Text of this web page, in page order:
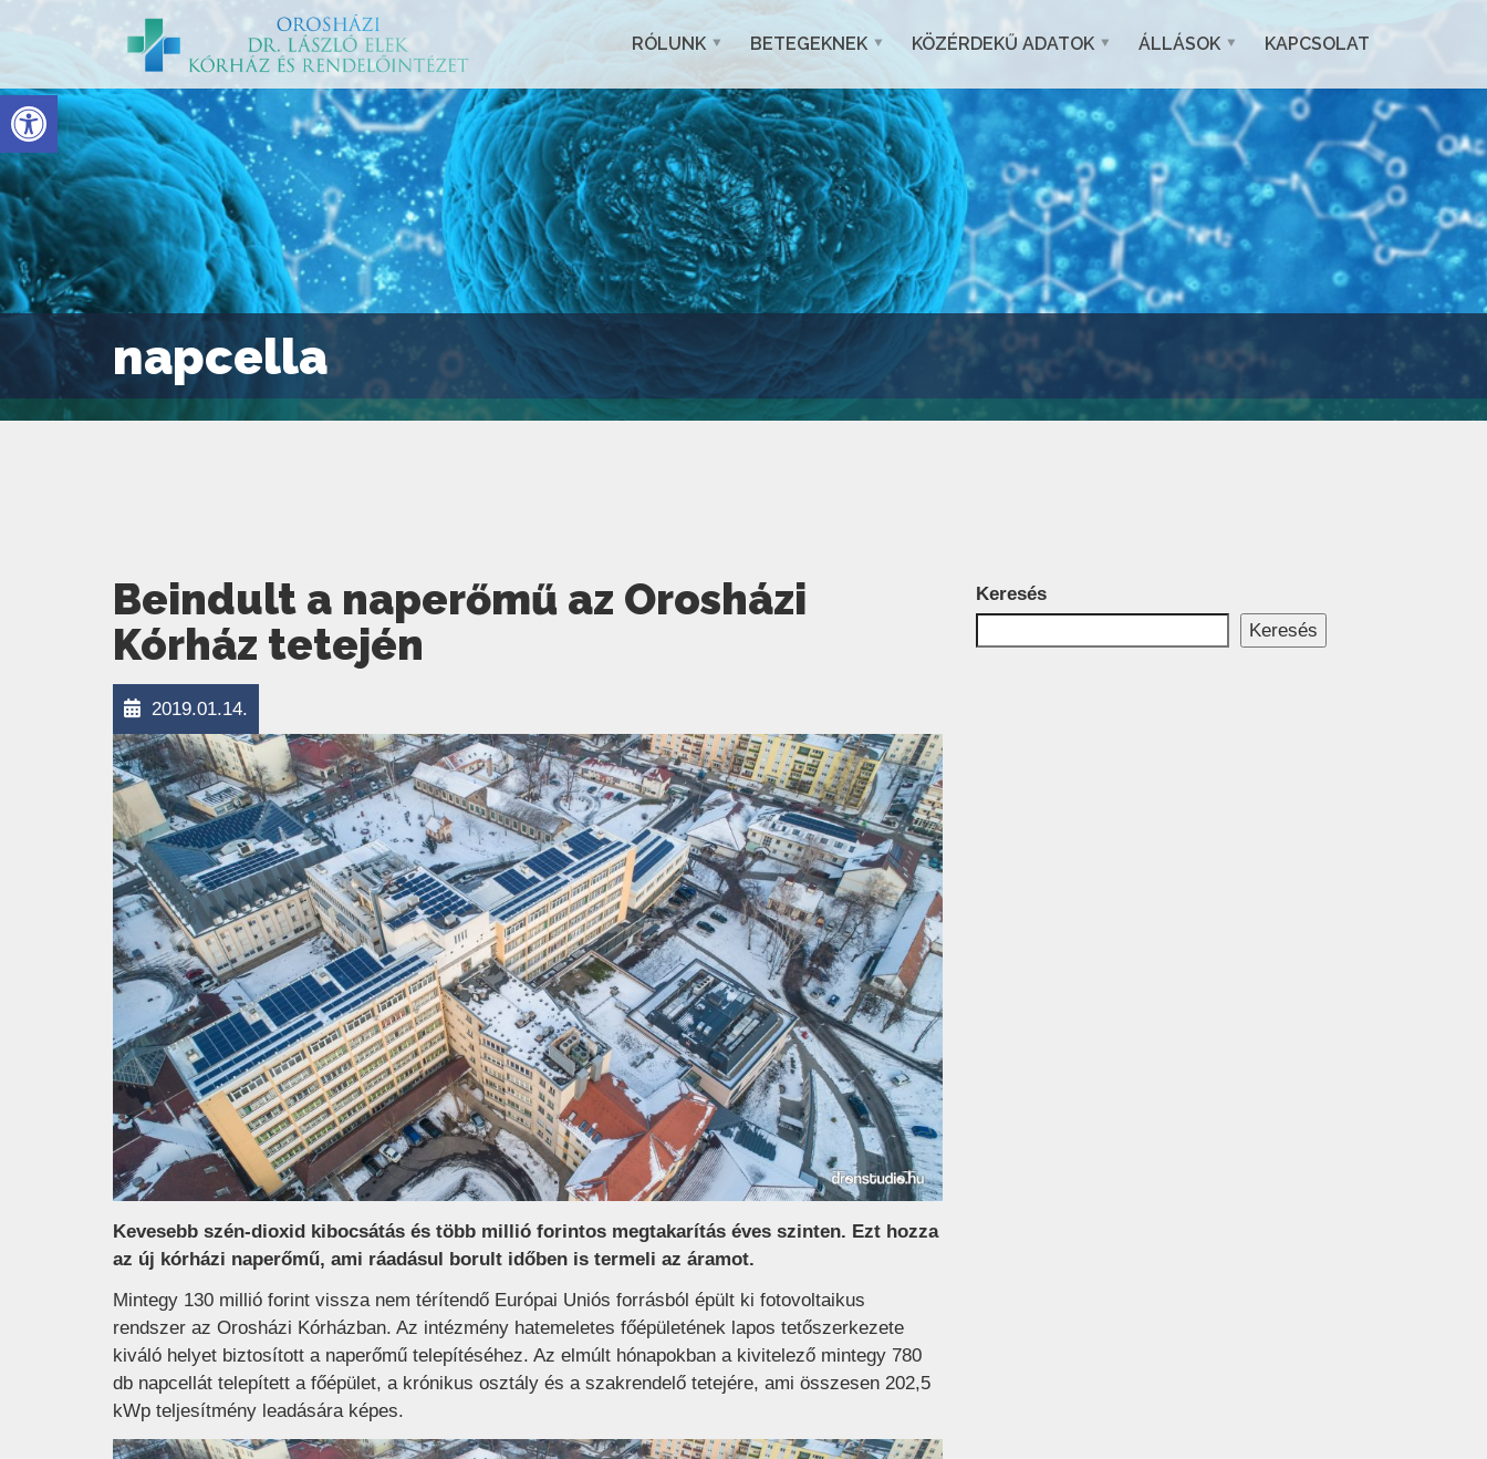
Eszköztár megnyitása
RÓLUNK BETEGEKNEK KÖZÉRDEKŰ ADATOK ÁLLÁSOK KAPCSOLAT
napcella
Beindult a naperőmű az Orosházi
Kórház tetején
2019.01.14.
Kevesebb szén-dioxid kibocsátás és több millió forintos megtakarítás éves szinten. Ezt hozza
az új kórházi naperőmű, ami ráadásul borult időben is termeli az áramot.
Mintegy 130 millió forint vissza nem térítendő Európai Uniós forrásból épült ki fotovoltaikus
rendszer az Orosházi Kórházban. Az intézmény hatemeletes főépületének lapos tetőszerkezete
kiváló helyet biztosított a naperőmű telepítéséhez. Az elmúlt hónapokban a kivitelező mintegy 780
db napcellát telepített a főépület, a krónikus osztály és a szakrendelő tetejére, ami összesen 202,5
kWp teljesítmény leadására képes.
Keresés
Keresés